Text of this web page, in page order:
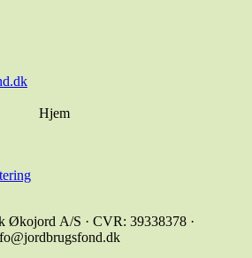
Hjem
Økojord A/S · CVR: 39338378 ·